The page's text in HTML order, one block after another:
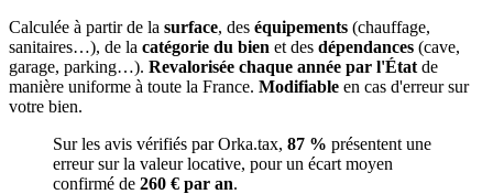
Calculée à partir de la surface, des équipements (chauffage,
sanitaires…), de la catégorie du bien et des dépendances (cave,
garage, parking…). Revalorisée chaque année par l'État de
manière uniforme à toute la France. Modifiable en cas d'erreur sur
votre bien.
Sur les avis vérifiés par Orka.tax, 87 % présentent une
erreur sur la valeur locative, pour un écart moyen
confirmé de 260 € par an.